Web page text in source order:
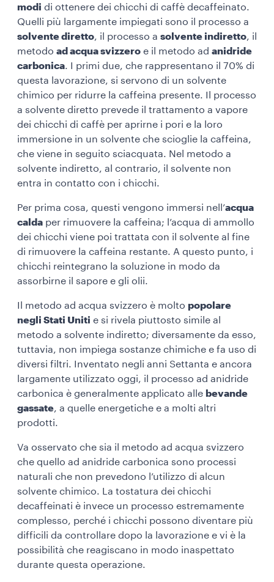
modi di ottenere dei chicchi di caffè decaffeinato.
Quelli più largamente impiegati sono il processo a
solvente diretto, il processo a solvente indiretto, il
metodo ad acqua svizzero e il metodo ad anidride
carbonica. I primi due, che rappresentano il 70% di
questa lavorazione, si servono di un solvente
chimico per ridurre la caffeina presente. Il processo
a solvente diretto prevede il trattamento a vapore
dei chicchi di caffè per aprirne i pori e la loro
immersione in un solvente che scioglie la caffeina,
che viene in seguito sciacquata. Nel metodo a
solvente indiretto, al contrario, il solvente non
entra in contatto con i chicchi.
Per prima cosa, questi vengono immersi nell’acqua
calda per rimuovere la caffeina; l’acqua di ammollo
dei chicchi viene poi trattata con il solvente al fine
di rimuovere la caffeina restante. A questo punto, i
chicchi reintegrano la soluzione in modo da
assorbirne il sapore e gli olii.
Il metodo ad acqua svizzero è molto popolare
negli Stati Uniti e si rivela piuttosto simile al
metodo a solvente indiretto; diversamente da esso,
tuttavia, non impiega sostanze chimiche e fa uso di
diversi filtri. Inventato negli anni Settanta e ancora
largamente utilizzato oggi, il processo ad anidride
carbonica è generalmente applicato alle bevande
gassate, a quelle energetiche e a molti altri
prodotti.
Va osservato che sia il metodo ad acqua svizzero
che quello ad anidride carbonica sono processi
naturali che non prevedono l’utilizzo di alcun
solvente chimico. La tostatura dei chicchi
decaffeinati è invece un processo estremamente
complesso, perché i chicchi possono diventare più
difficili da controllare dopo la lavorazione e vi è la
possibilità che reagiscano in modo inaspettato
durante questa operazione.